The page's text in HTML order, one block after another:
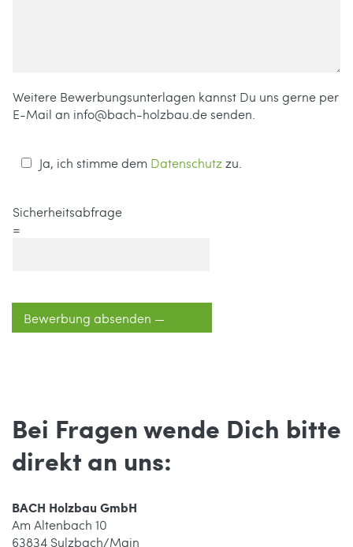
Weitere Bewerbungsunterlagen kannst Du uns gerne per
E-Mail an info@bach-holzbau.de senden.
Ja, ich stimme dem Datenschutz zu.
Sicherheitsabfrage
=
Bewerbung absenden —
Bei Fragen wende Dich bitte
direkt an uns:
BACH Holzbau GmbH
Am Altenbach 10
63834 Sulzbach/Main